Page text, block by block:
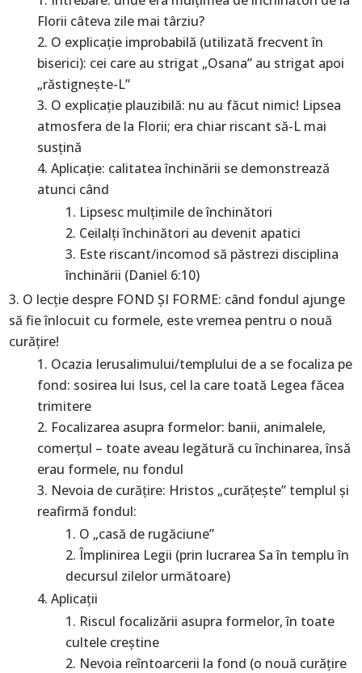
Florii câteva zile mai târziu?
O explicaţie improbabilă (utilizată frecvent în
biserici): cei care au strigat „Osana” au strigat apoi
„răstigneşte-L”
O explicaţie plauzibilă: nu au făcut nimic! Lipsea
atmosfera de la Florii; era chiar riscant să-L mai
susţină
Aplicaţie: calitatea închinării se demonstrează
atunci când
Lipsesc mulţimile de închinători
Ceilalţi închinători au devenit apatici
Este riscant/incomod să păstrezi disciplina
închinării (Daniel 6:10)
O lecţie despre FOND ŞI FORME: când fondul ajunge
să fie înlocuit cu formele, este vremea pentru o nouă
curăţire!
Ocazia Ierusalimului/templului de a se focaliza pe
fond: sosirea lui Isus, cel la care toată Legea făcea
trimitere
Focalizarea asupra formelor: banii, animalele,
comerţul – toate aveau legătură cu închinarea, însă
erau formele, nu fondul
Nevoia de curăţire: Hristos „curăţeşte” templul şi
reafirmă fondul:
O „casă de rugăciune”
Împlinirea Legii (prin lucrarea Sa în templu în
decursul zilelor următoare)
Aplicaţii
Riscul focalizării asupra formelor, în toate
cultele creştine
Nevoia reîntoarcerii la fond (o nouă curăţire